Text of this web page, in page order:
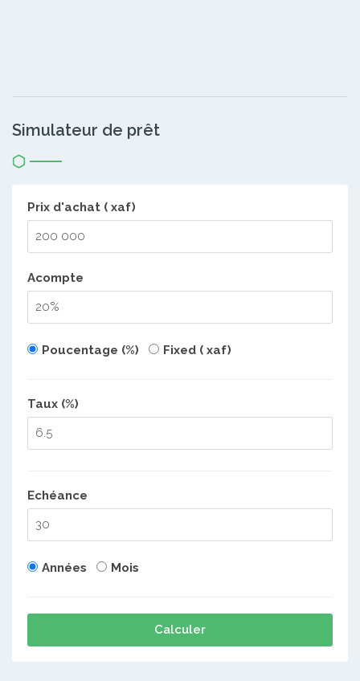
Simulateur de prêt
Prix d'achat ( xaf)
Acompte
Poucentage (%) Fixed ( xaf)
Taux (%)
Echéance
Années Mois
Calculer